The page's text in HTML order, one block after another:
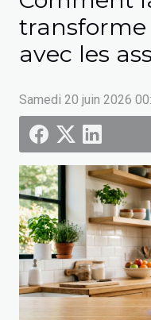
avec les
Samedi 20 juin 2026